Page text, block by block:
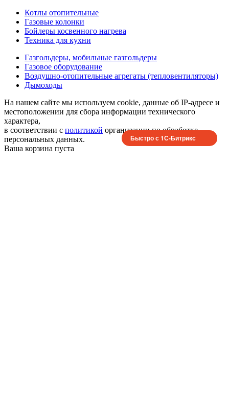
Котлы отопительные
Газовые колонки
Бойлеры косвенного нагрева
Техника для кухни
Газгольдеры, мобильные газгольдеры
Газовое оборудование
Воздушно-отопительные агрегаты (тепловентиляторы)
Дымоходы
На нашем сайте мы используем cookie, данные об IP-адресе и
местоположении для сбора информации технического
характера,
в соответствии с политикой организации по обработке
персональных данных.
Ваша корзина пуста
Быстро с 1С-Битрикс